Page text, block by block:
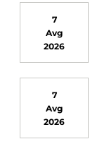
7
Avg
2026
7
Avg
2026